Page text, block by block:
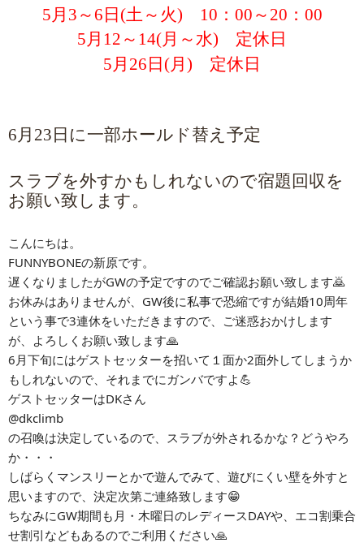
5 月 3 ～ 6 日 (土～火) 10 ： 00 ～ 20 ： 00
5月 12 ～ 14(月～水) 定休日
5 月 26 日 (月 ) 定休日
6月 23 日に一部ホールド替え予定
スラブを外すかもしれないので宿題回収を
お願い致します。
こんにちは。
FUNNYBONEの新原です。
遅くなりましたがGWの予定ですのでご確認お願い致します🙇
お休みはありませんが、GW後に私事で恐縮ですが結婚10周年
という事で3連休をいただきますので、ご迷惑おかけします
が、よろしくお願い致します🙏
6月下旬にはゲストセッターを招いて１面か2面外してしまうか
もしれないので、それまでにガンバですよ💪
ゲストセッターはDKさん
@dkclimb
の召喚は決定しているので、スラブが外されるかな？どうやろ
か・・・
しばらくマンスリーとかで遊んでみて、遊びにくい壁を外すと
思いますので、決定次第ご連絡致します😁
ちなみにGW期間も月・木曜日のレディースDAYや、エコ割乗合
せ割引などもあるのでご利用ください🙏